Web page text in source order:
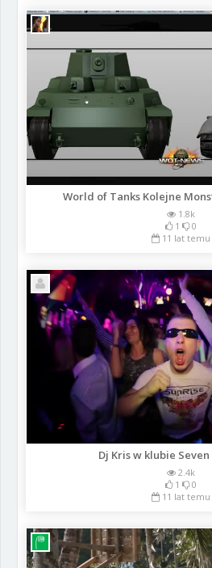
World of Tanks Kolejne
1.8k
1
0
11 lat temu
Dj Kris w klubie
2.4k
1
0
11 lat temu